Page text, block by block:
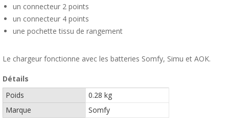
un connecteur 2 points
un connecteur 4 points
une pochette tissu de rangement
Le chargeur fonctionne avec les batteries Somfy, Simu et AOK.
Détails
Poids
0.28 kg
Marque
Somfy